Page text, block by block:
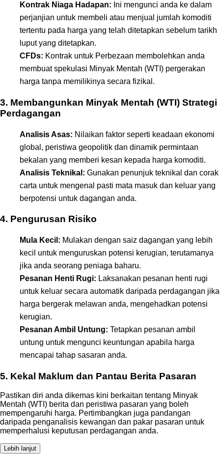
Kontrak Niaga Hadapan: Ini mengunci anda ke dalam
perjanjian untuk membeli atau menjual jumlah komoditi
tertentu pada harga yang telah ditetapkan sebelum tarikh
luput yang ditetapkan.
CFDs: Kontrak untuk Perbezaan membolehkan anda
membuat spekulasi Minyak Mentah (WTI) pergerakan
harga tanpa memilikinya secara fizikal.
3. Membangunkan Minyak Mentah (WTI) Strategi
Perdagangan
Analisis Asas: Nilaikan faktor seperti keadaan ekonomi
global, peristiwa geopolitik dan dinamik permintaan
bekalan yang memberi kesan kepada harga komoditi.
Analisis Teknikal: Gunakan penunjuk teknikal dan corak
carta untuk mengenal pasti mata masuk dan keluar yang
berpotensi untuk dagangan anda.
4. Pengurusan Risiko
Mula Kecil: Mulakan dengan saiz dagangan yang lebih
kecil untuk menguruskan potensi kerugian, terutamanya
jika anda seorang peniaga baharu.
Pesanan Henti Rugi: Laksanakan pesanan henti rugi
untuk keluar secara automatik daripada perdagangan jika
harga bergerak melawan anda, mengehadkan potensi
kerugian.
Pesanan Ambil Untung: Tetapkan pesanan ambil
untung untuk mengunci keuntungan apabila harga
mencapai tahap sasaran anda.
5. Kekal Maklum dan Pantau Berita Pasaran
Pastikan diri anda dikemas kini berkaitan tentang Minyak
Mentah (WTI) berita dan peristiwa pasaran yang boleh
mempengaruhi harga. Pertimbangkan juga pandangan
daripada penganalisis kewangan dan pakar pasaran untuk
memperhalusi keputusan perdagangan anda.
Lebih lanjut